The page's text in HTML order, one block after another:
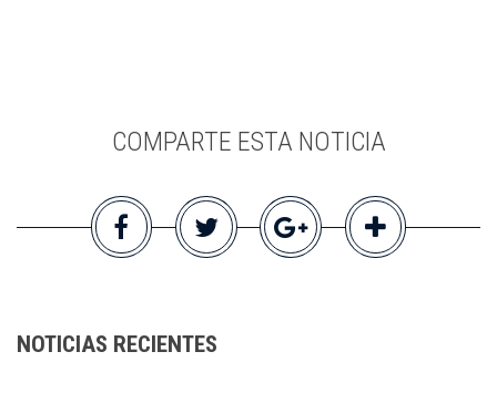
COMPARTE ESTA NOTICIA
NOTICIAS RECIENTES